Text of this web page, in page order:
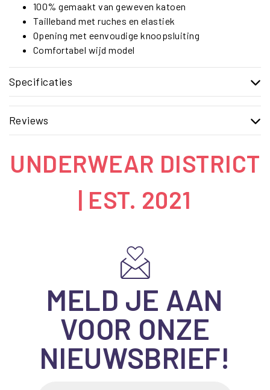
100% gemaakt van geweven katoen
Tailleband met ruches en elastiek
Opening met eenvoudige knoopsluiting
Comfortabel wijd model
Specificaties
Reviews
UNDERWEAR DISTRICT
| EST. 2021
MELD JE AAN
VOOR ONZE
NIEUWSBRIEF!